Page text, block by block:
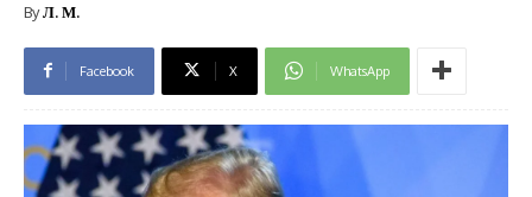
ByЛ. М.
Facebook X WhatsApp